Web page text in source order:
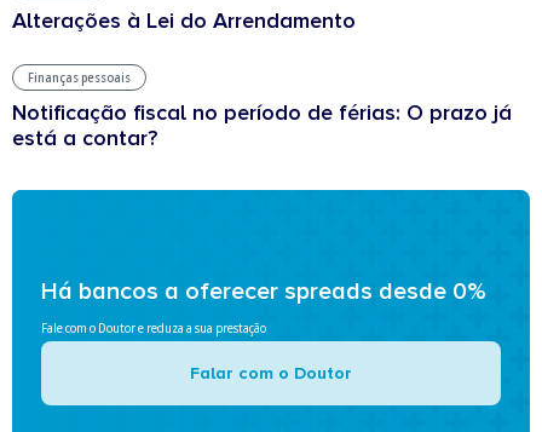
Alterações à Lei do Arrendamento
Finanças pessoais
Notificação fiscal no período de férias: O prazo já
está a contar?
Há bancos a oferecer spreads desde 0%
Fale com o Doutor e reduza a sua prestação
Falar com o Doutor